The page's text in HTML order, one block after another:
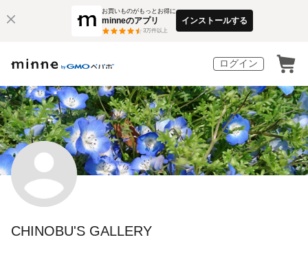
お買いものがもっとお得に
minneのアプリ
3万件以上
インストールする
ログイン
CHINOBU'S GALLERY